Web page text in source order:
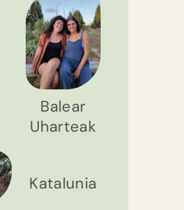
Balear
Uharteak
Katalunia